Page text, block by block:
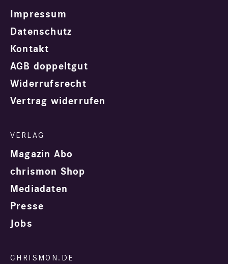
Impressum
Datenschutz
Kontakt
AGB doppeltgut
Widerrufsrecht
Vertrag widerrufen
Magazin Abo
chrismon Shop
Mediadaten
Presse
Jobs